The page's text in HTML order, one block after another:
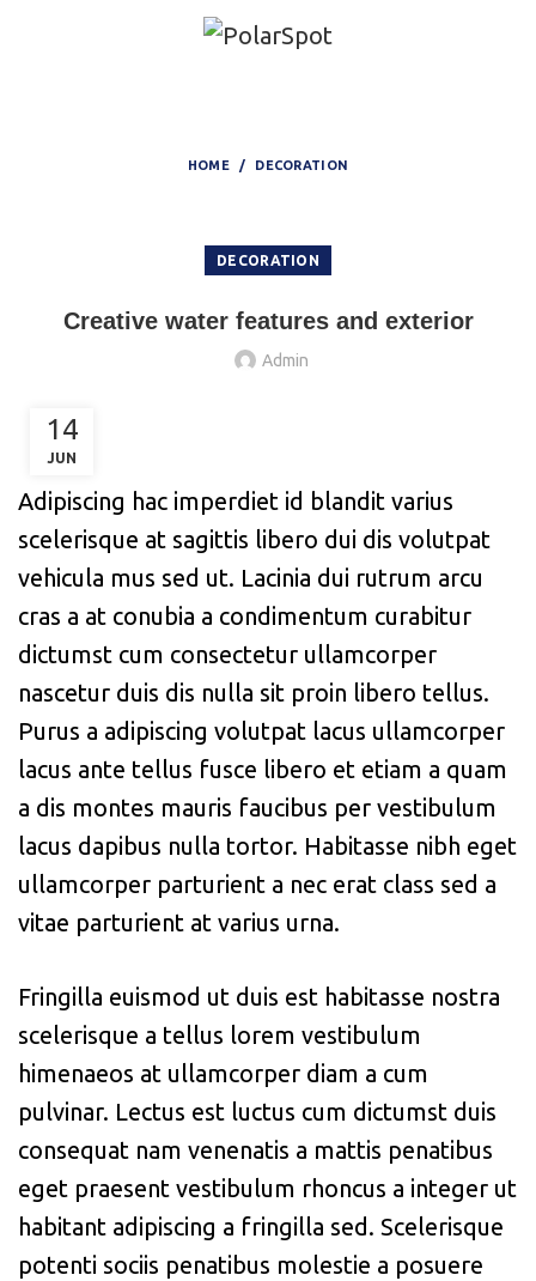
HOME DECORATION
DECORATION
Creative water features and exterior
Admin
14
JUN
Adipiscing hac imperdiet id blandit varius
scelerisque at sagittis libero dui dis volutpat
vehicula mus sed ut. Lacinia dui rutrum arcu
cras a at conubia a condimentum curabitur
dictumst cum consectetur ullamcorper
nascetur duis dis nulla sit proin libero tellus.
Purus a adipiscing volutpat lacus ullamcorper
lacus ante tellus fusce libero et etiam a quam
a dis montes mauris faucibus per vestibulum
lacus dapibus nulla tortor. Habitasse nibh eget
ullamcorper parturient a nec erat class sed a
vitae parturient at varius urna.
Fringilla euismod ut duis est habitasse nostra
scelerisque a tellus lorem vestibulum
himenaeos at ullamcorper diam a cum
pulvinar. Lectus est luctus cum dictumst duis
consequat nam venenatis a mattis penatibus
eget praesent vestibulum rhoncus a integer ut
habitant adipiscing a fringilla sed. Scelerisque
potenti sociis penatibus molestie a posuere